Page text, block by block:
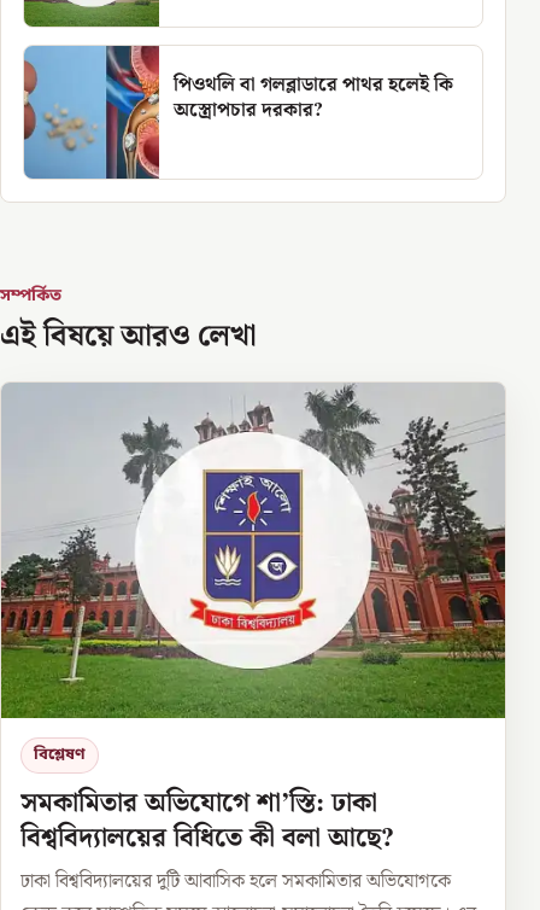
পিওথলি বা গলব্লাডারে পাথর হলেই কি
অস্ত্রোপচার দরকার?
সম্পর্কিত
এই বিষয়ে আরও লেখা
বিশ্লেষণ
সমকামিতার অভিযোগে শা’স্তি: ঢাকা
বিশ্ববিদ্যালয়ের বিধিতে কী বলা আছে?
ঢাকা বিশ্ববিদ্যালয়ের দুটি আবাসিক হলে সমকামিতার অভিযোগকে